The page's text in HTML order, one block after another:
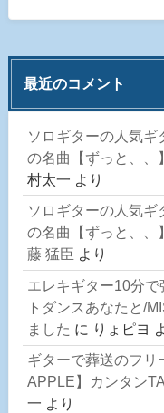
最近のコメント
ソロギターの人気ギ
の名曲【ずっと、、
村太一 より
ソロギターの人気ギ
の名曲【ずっと、、
藤 猛臣 より
エレキギター10分
トダンスあなたと/
ました に りょピヨ
ギターで葬送のフリ
APPLE】カンタン
一 より